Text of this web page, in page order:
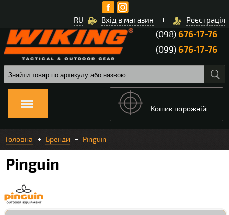
Вхід в магазин Реєстрація
RU
(098)676-17-76
(099)676-17-76
Кошик порожній
Головна Бренди Pinguin
Pinguin